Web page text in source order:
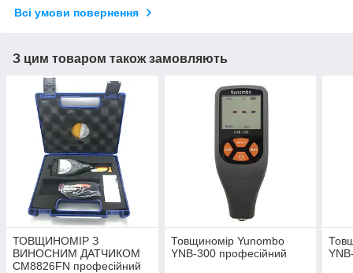
Всі умови повернення
З цим товаром також замовляють
ТОВЩИНОМІР З
ВИНОСНИМ ДАТЧИКОМ
CM8826FN професійний
Товщиномір Yunombo
YNB-300 професійний